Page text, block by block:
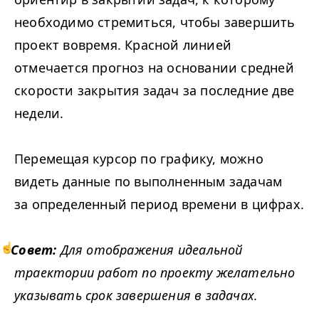
необходимо стремиться, чтобы завершить
проект вовремя. Красной линией
отмечается прогноз на основании средней
скорости закрытия задач за последние две
недели.
Перемещая курсор по графику, можно
видеть данные по выполненным задачам
за определенный период времени в цифрах.
Совет: Для отображения идеальной
траектории работ по проекту желательно
указывать срок завершения в задачах.